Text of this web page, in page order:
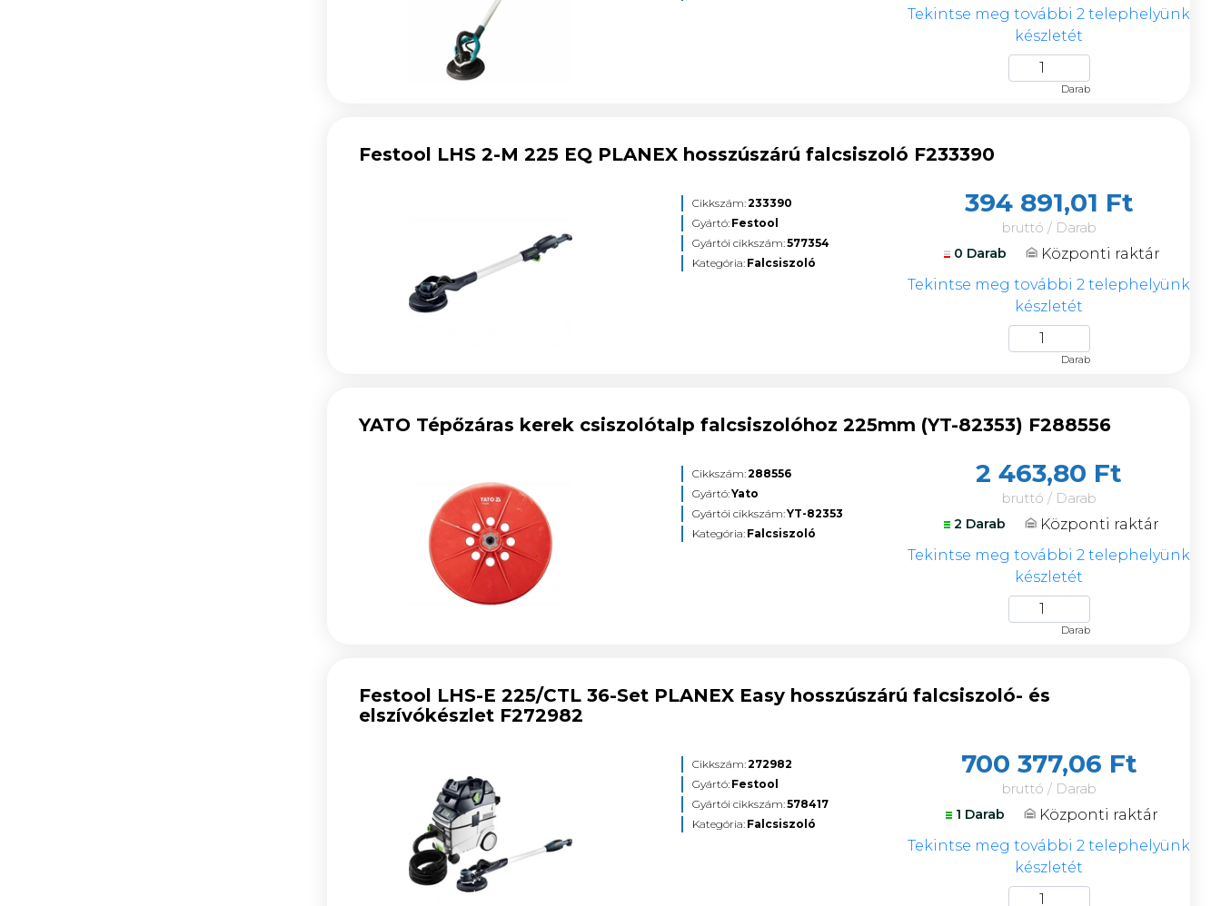
Tekintse meg további 2 telephelyünk
készletét
Darab
Festool LHS 2-M 225 EQ PLANEX hosszúszárú falcsiszoló F233390
Cikkszám:233390
Gyártó: Festool
Gyártói cikkszám:577354
Kategória: Falcsiszoló
394 891,01 Ft
bruttó / Darab
0 Darab
Központi raktár
Tekintse meg további 2 telephelyünk
készletét
Darab
YATO Tépőzáras kerek csiszolótalp falcsiszolóhoz 225mm (YT-82353) F288556
Cikkszám:288556
Gyártó:Yato
Gyártói cikkszám:YT-82353
Kategória: Falcsiszoló
2 463,80 Ft
bruttó / Darab
2 Darab
Központi raktár
Tekintse meg további 2 telephelyünk
készletét
Darab
Festool LHS-E 225/CTL 36-Set PLANEX Easy hosszúszárú falcsiszoló- és
elszívókészlet F272982
Cikkszám:272982
Gyártó: Festool
Gyártói cikkszám:578417
Kategória: Falcsiszoló
700 377,06 Ft
bruttó / Darab
1 Darab
Központi raktár
Tekintse meg további 2 telephelyünk
készletét